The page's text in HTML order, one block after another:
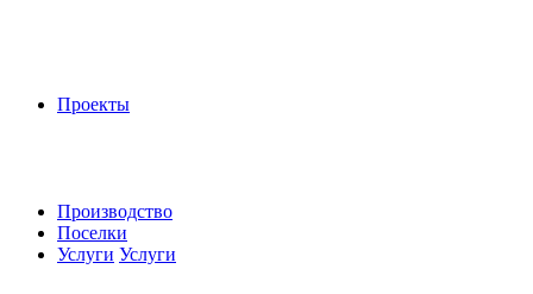
Проекты
Производство
Поселки
Услуги Услуги